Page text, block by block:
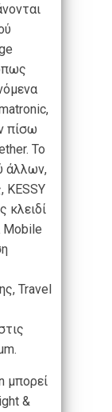
πίσω
Το
άλλων,
KESSY
κλειδί
Mobile
Travel
μπορεί
&